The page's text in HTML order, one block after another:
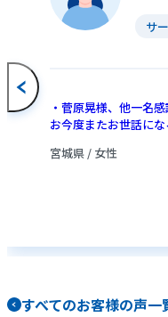
サ
・菅原晃様、他一名
お今度またお世話に
宮城県 / 女性
すべてのお客様の声一